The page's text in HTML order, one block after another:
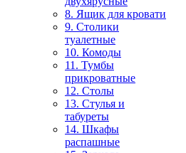
8. Ящик для кровати
9. Столики
туалетные
10. Комоды
11. Тумбы
прикроватные
12. Столы
13. Стулья и
табуреты
14. Шкафы
распашные